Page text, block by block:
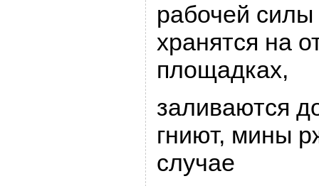
pабочей силы
хpанятся на
площадках,
заливаются
гниют, мины
случае